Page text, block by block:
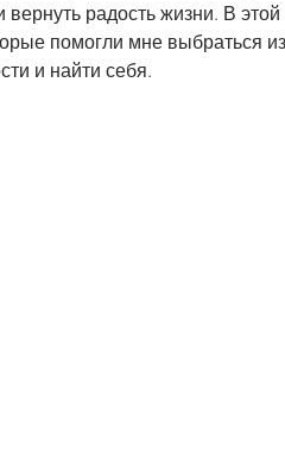
радость жизни. В этой
помогли мне выбраться
и найти себя.